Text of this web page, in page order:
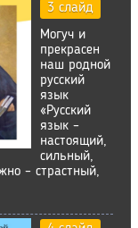
3 слайд
Могуч и
прекрасен
наш родной
русский
язык
«Русский
язык –
настоящий,
сильный,
– страстный,